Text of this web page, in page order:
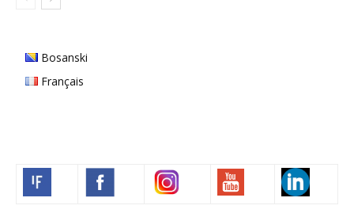
Bosanski
Français